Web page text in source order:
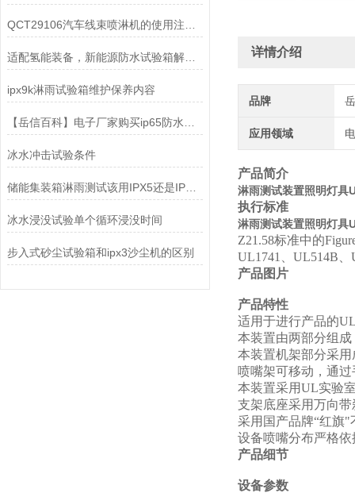
适配氢能装备，新能源防水试验箱解锁氢能安全新维度
ipx9k淋雨试验箱维护保养内容
冰水冲击试验条件
储能集装箱淋雨测试该用IPX5还是IPX6等级？
冰水浸没试验单个循环浸没时间
步入式砂尘试验箱和ipx3沙尘机的区别
详情介绍
品牌
应用领域
产品简介
淋雨测试装置照明灯具
执行标准
淋雨测试装置照明灯具
Z21.58标准中的
UL1741
UL514B
产品图片
产品特性
适用于进行产品的
本装置由两部分组
本装置机架部分采
喷嘴架可移动，通
本装置采用UL实验
支架底座采用万向
采用国产品牌“红旗
设备喷嘴分布严格
产品细节
设备参数